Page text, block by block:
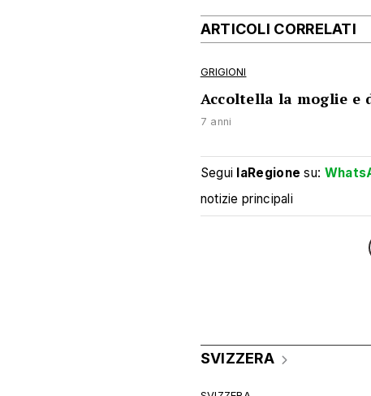
ARTICOLI CORRELATI
GRIGIONI
Accoltella la moglie e
7 anni
Segui laRegione su:
notizie principali
SVIZZERA